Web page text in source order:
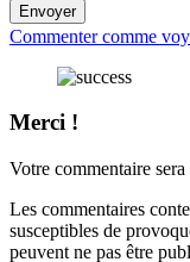
Envoyer
Commenter comme
Merci !
Votre commentaire
Les commentaires
susceptibles de
peuvent ne pas être